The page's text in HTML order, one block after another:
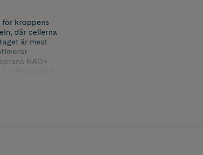
för kroppens
där cellerna
är mest
NAD+
fyllnadsgrad.